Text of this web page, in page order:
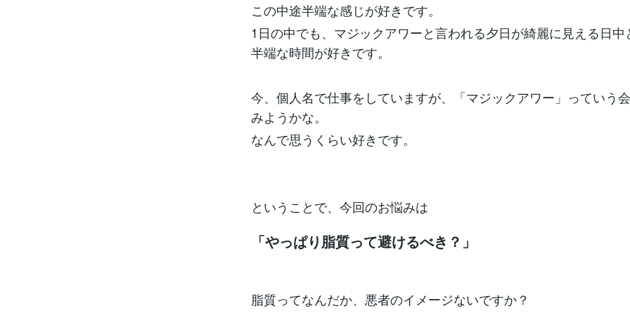
この中途半端な感じが好きです。
1日の中でも、マジックアワーと言われる夕日が綺麗に見える日中
半端な時間が好きです。
今、個人名で仕事をしていますが、「マジックアワー」っていう
みようかな。
なんで思うくらい好きです。
ということで、今回のお悩みは
「やっぱり脂質って避けるべき？」
脂質ってなんだか、悪者のイメージないですか？